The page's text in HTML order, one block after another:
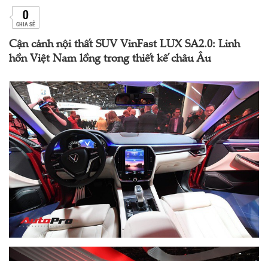
0
CHIA SẺ
Cận cảnh nội thất SUV VinFast LUX SA2.0: Linh
hồn Việt Nam lồng trong thiết kế châu Âu